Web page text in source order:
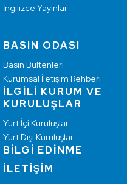
İngilizce Yayınlar
BASIN ODASI
Basın Bültenleri
Kurumsal İletişim Rehberi
İLGİLİ KURUM VE
KURULUŞLAR
Yurt İçi Kuruluşlar
Yurt Dışı Kuruluşlar
BİLGİ EDİNME
İLETİŞİM